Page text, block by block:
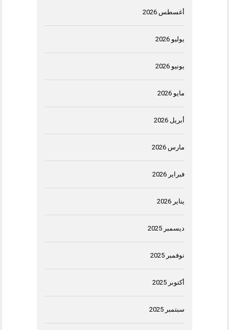
أغسطس 2026
يوليو 2026
يونيو 2026
مايو 2026
أبريل 2026
مارس 2026
فبراير 2026
يناير 2026
ديسمبر 2025
نوفمبر 2025
أكتوبر 2025
سبتمبر 2025